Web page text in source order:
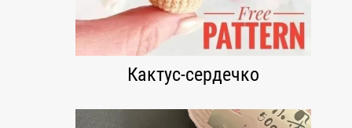
Кактус-сердечко